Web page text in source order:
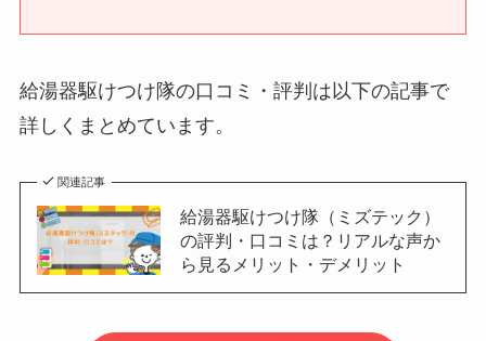
給湯器駆けつけ隊の口コミ・評判は以下の記事で
詳しくまとめています。
関連記事
給湯器駆けつけ隊（ミズテック）
の評判・口コミは？リアルな声か
ら見るメリット・デメリット